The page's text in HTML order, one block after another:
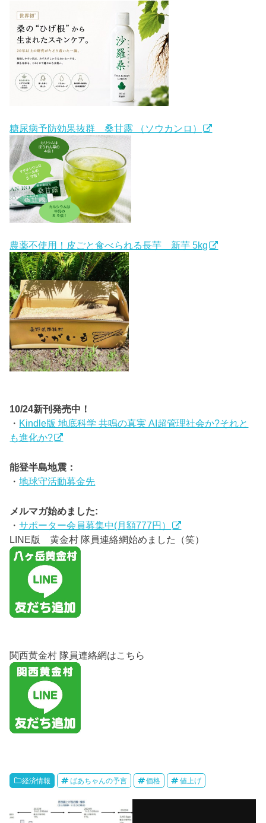
糖尿病予防効果抜群 桑甘露 （ソウカンロ）
農薬不使用！皮ごと食べられる長芋 新芋 5kg
10/24新刊発売中！
・ Kindle版 地底科学 共鳴の真実 AI超管理社会か?それと
も進化か?
能登半島地震：
・地球守活動募金先
メルマガ始めました:
・サポーター会員募集中(月額777円）
LINE版 黄金村 隊員連絡網始めました（笑）
関西黄金村 隊員連絡網はこちら
経済情報 ばあちゃんの予言 価格 値上げ